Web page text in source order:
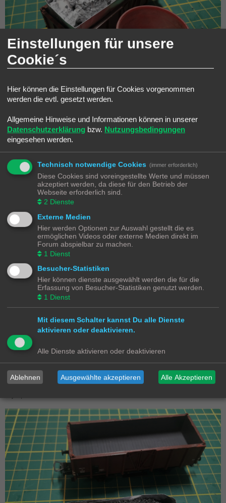
Ich gebe den verdünnten Holzleim (
durchtränke
bis ich sicher bin, das alle Stellen etwas abbekommen haben. Sollte es
etwas zu viel sein, dann wird hoffentlich unsere "Aluminiumwanne
überschüssigen Leim daran hindern in den Wagen zu laufen. Sollte doch
etwas Leim in den Wagen gelaufen sein, lässt sich der leicht mit einem
feuchten Tuch entfernen.
Nun ist Geduld angesagt. Man sollte mindestens 24 Stunden warten
vorsichtig die Aluminium Folie. Gegebenenfalls muss man mit einem
Teppichmesser etwas leicht nachhelfen, damit sich die Folie exakt vom
Einstellungen für unsere
Cookie´s
Hier können die Einstellungen für Cookies vorgenommen
werden die evtl. gesetzt werden.
Allgemeine Hinweise und Informationen können in unserer
Datenschutzerklärung bzw. Nutzungsbedingungen
eingesehen werden.
Technisch notwendige Cookies (immer erforderlich)
Diese Cookies sind voreingestellte Werte und müssen
akzeptiert werden, da diese für den Betrieb der
Webseite erforderlich sind.
2 Dienste
Externe Medien
Hier werden Optionen zur Auswahl gestellt die es
ermöglichen Videos oder externe Medien direkt im
Forum abspielbar zu machen.
1 Dienst
Besucher-Statistiken
Hier können dienste ausgewählt werden die für die
Erfassung von Besucher-Statistiken genutzt werden.
1 Dienst
Mit diesem Schalter kannst Du alle Dienste
aktivieren oder deaktivieren.
Alle Dienste aktivieren oder deaktivieren
Ablehnen Ausgewählte akzeptieren Alle Akzeptieren